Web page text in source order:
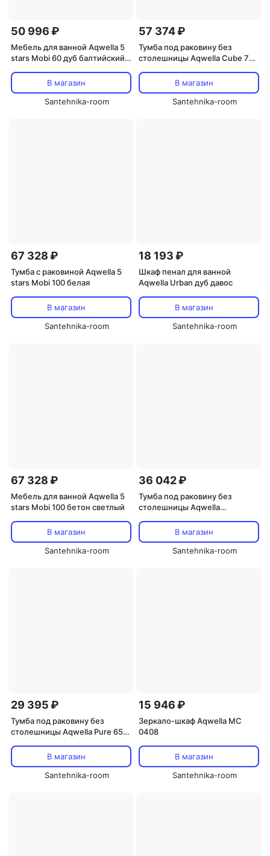
50 996 ₽
Мебель для ванной Aqwella 5
stars Mobi 60 дуб балтийский,
В магазин
Santehnika-room
57 374 ₽
Тумба под раковину без
столешницы Aqwella Cube 70
В магазин
Santehnika-room
67 328 ₽
Тумба с раковиной Aqwella 5
stars Mobi 100 белая
В магазин
Santehnika-room
18 193 ₽
Шкаф пенал для ванной
Aqwella Urban дуб давос
В магазин
Santehnika-room
67 328 ₽
Мебель для ванной Aqwella 5
stars Mobi 100 бетон светлый
В магазин
Santehnika-room
36 042 ₽
Тумба под раковину без
столешницы Aqwella
В магазин
Santehnika-room
29 395 ₽
Тумба под раковину без
столешницы Aqwella Pure 65
В магазин
Santehnika-room
15 946 ₽
Зеркало-шкаф Aqwella MC
0408
В магазин
Santehnika-room